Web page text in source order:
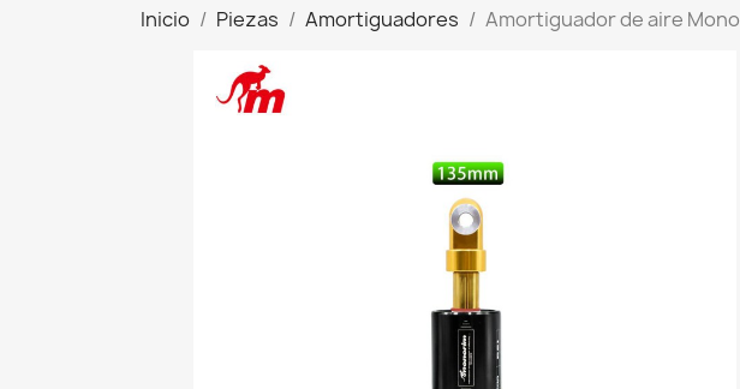
Inicio Piezas Amortiguadores Amortiguador de aire